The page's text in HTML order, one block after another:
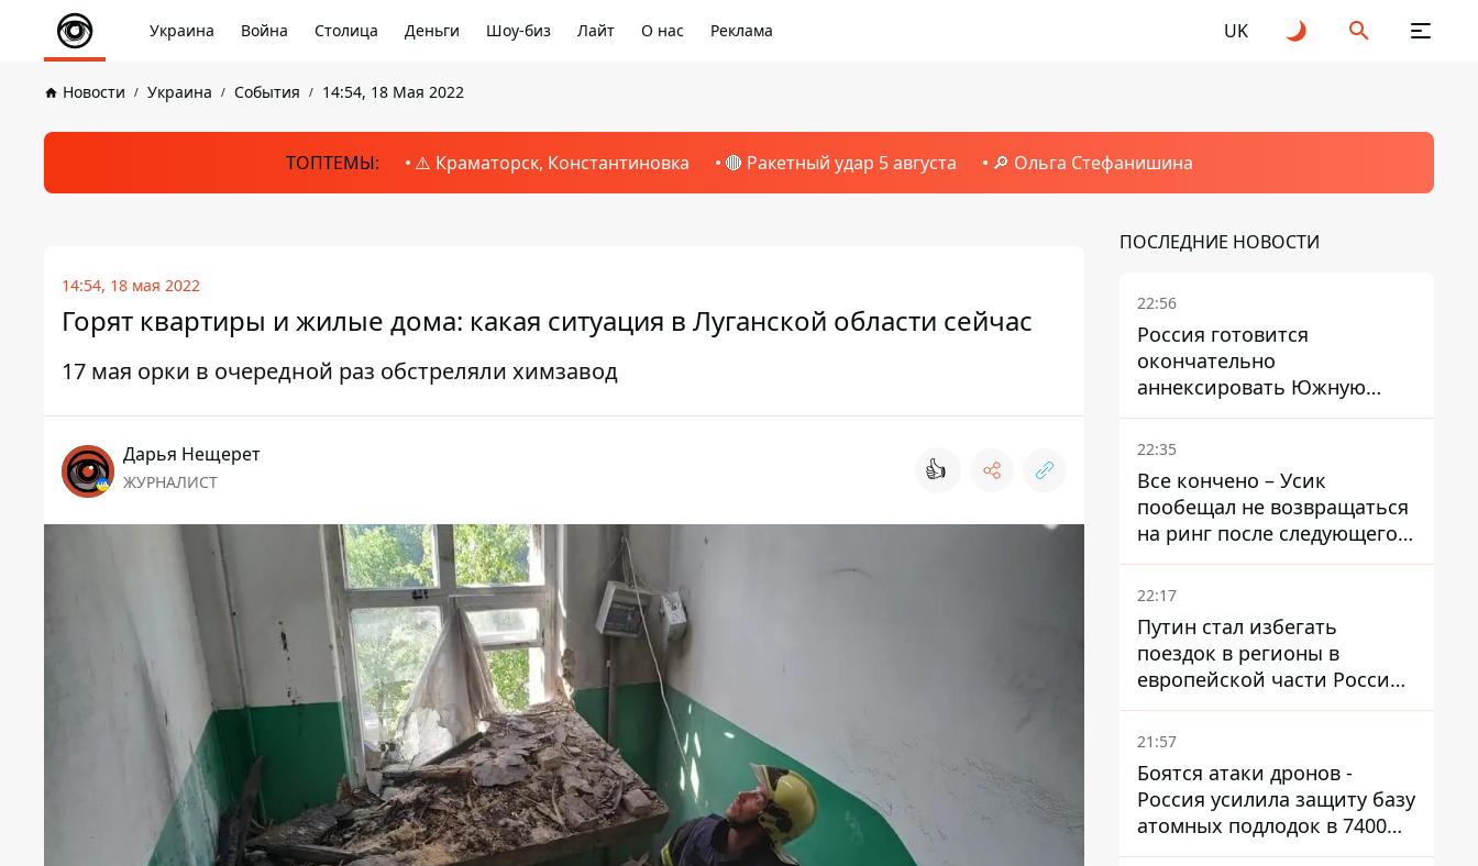
Украина Война Столица Деньги Шоу-биз Лайт О нас Реклама UK
Новости Украина События 14:54, 18 Мая 2022
ТОПТЕМЫ: ⚠️ Краматорск, Константиновка 🔴 Ракетный удар 5 августа 🔎 Ольга Стефанишина
14:54, 18 мая 2022
Горят квартиры и жилые дома: какая ситуация в Луганской области сейчас
17 мая орки в очередной раз обстреляли химзавод
Дарья Нещерет
ЖУРНАЛИСТ 👍
ПОСЛЕДНИЕ НОВОСТИ
22:56
Россия готовится
окончательно
аннексировать Южную
Осетию – страны НАТО
обеспокоены
22:35
Все кончено – Усик
пообещал не возвращаться
на ринг после следующего
боя
22:17
Путин стал избегать
поездок в регионы в
европейской части России,
куда регулярно долетают
дроны
21:57
Боятся атаки дронов -
Россия усилила защиту базу
атомных подлодок в 7400
км от Украины